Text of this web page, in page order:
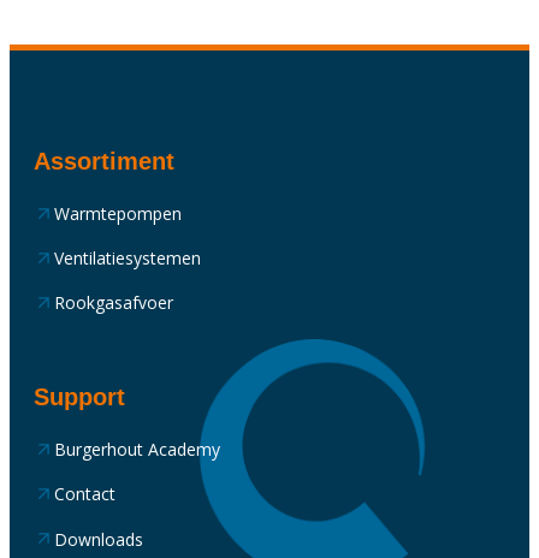
Assortiment
Warmtepompen
Ventilatiesystemen
Rookgasafvoer
Support
Burgerhout Academy
Contact
Downloads